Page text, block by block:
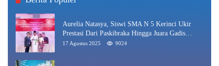
Aurelia Natasya, Siswi SMA N 5 Kerinci Ukir
Prestasi Dari Paskibraka Hingga Juara Gadis
Kerinci 2025
17 Agustus 2025 9024